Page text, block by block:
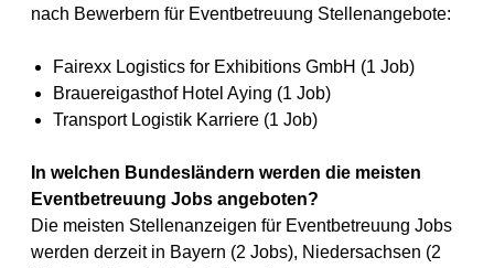
nach Bewerbern für Eventbetreuung Stellenangebote:
Fairexx Logistics for Exhibitions GmbH (1 Job)
Brauereigasthof Hotel Aying (1 Job)
Transport Logistik Karriere (1 Job)
In welchen Bundesländern werden die meisten
Eventbetreuung Jobs angeboten?
Die meisten Stellenanzeigen für Eventbetreuung Jobs
werden derzeit in Bayern (2 Jobs), Niedersachsen (2